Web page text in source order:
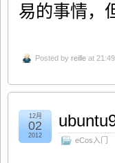
易的事情，
Posted by reille at 21:49
eCos入门
12月
02
2012